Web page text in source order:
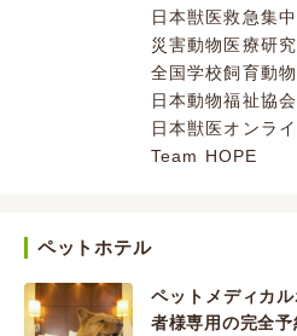
日本獣医救急集
災害動物医療研
全国学校飼育動
日本動物福祉協会
日本獣医オンラ
Team HOPE
ペットホテル
ペットメディカ
者様専用の完全予